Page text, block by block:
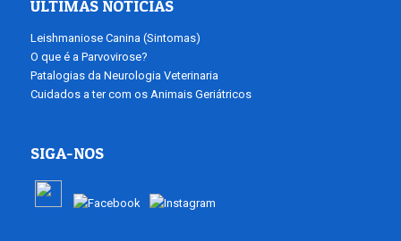
ÚLTIMAS NOTÍCIAS
Leishmaniose Canina (Sintomas)
O que é a Parvovirose?
Patalogias da Neurologia Veterinaria
Cuidados a ter com os Animais Geriátricos
SIGA-NOS